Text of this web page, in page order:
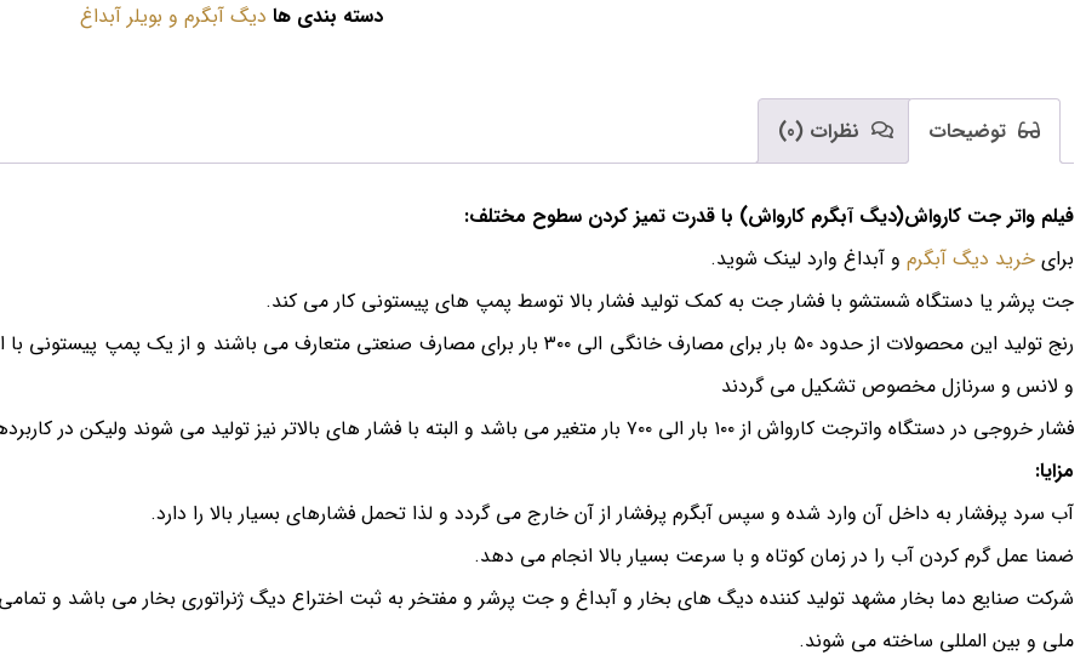
دسته بندی ها دیگ آبگرم و بویلر آبداغ
توضیحات نظرات (0)
فیلم واتر جت کارواش(دیگ آبگرم کارواش) با قدرت تمیز کردن سطوح مختلف:
برای خرید دیگ آبگرم و آبداغ وارد لینک شوید.
جت پرشر یا دستگاه شستشو با فشار جت به کمک تولید فشار بالا توسط پمپ های پیستونی کار می کند.
رنج تولید این محصولات از حدود ۵۰ بار برای مصارف خانگی الی ۳۰۰ بار برای مصارف صنعتی متعارف می باشند و
و لانس و سرنازل مخصوص تشکیل می گردند
فشار خروجی در دستگاه واترجت کارواش از ۱۰۰ بار الی ۷۰۰ بار متغیر می باشد و البته با فشار های بالاتر نیز تولید می شوند ولیکن در کاربردهای عمومی مصرف ندارند.
مزایا:
آب سرد پرفشار به داخل آن وارد شده و سپس آبگرم پرفشار از آن خارج می گردد و لذا تحمل فشارهای بسیار بالا را دارد.
ضمنا عمل گرم کردن آب را در زمان کوتاه و با سرعت بسیار بالا انجام می دهد.
شرکت صنایع دما بخار مشهد تولید کننده دیگ های بخار و آبداغ و جت پرشر و مفتخر به ثبت اختراع دیگ ژنراتوری بخار می باشد و
ملی و بین المللی ساخته می شوند.